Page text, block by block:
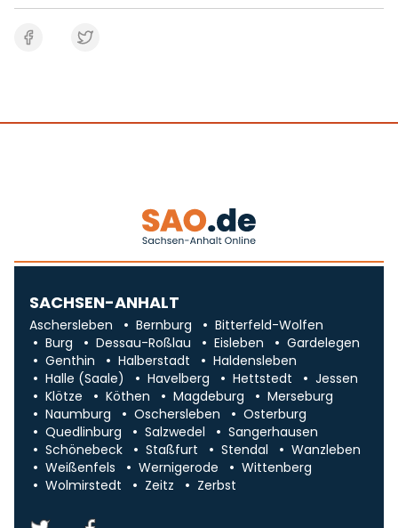
SACHSEN-ANHALT
Aschersleben Bernburg
Bitterfeld-Wolfen
Burg
Dessau-Roßlau Eisleben
Gardelegen
Genthin
Halberstadt
Haldensleben
Halle (Saale)
Havelberg Hettstedt
Jessen
Klötze
Köthen Magdeburg
Merseburg
Naumburg
Oschersleben
Osterburg
Quedlinburg
Salzwedel
Sangerhausen
Schönebeck
Staßfurt Stendal
Wanzleben
Weißenfels
Wernigerode
Wittenberg
Wolmirstedt
Zeitz Zerbst